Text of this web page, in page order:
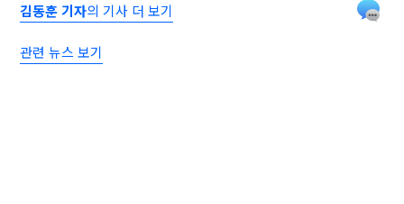
김동훈 기자의 기사 더 보기
관련 뉴스 보기